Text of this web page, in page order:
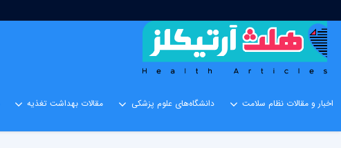
اخبار و مقالات نظام سلامت دانشگاه‌های علوم پزشکی مقالات بهداشت تغذیه